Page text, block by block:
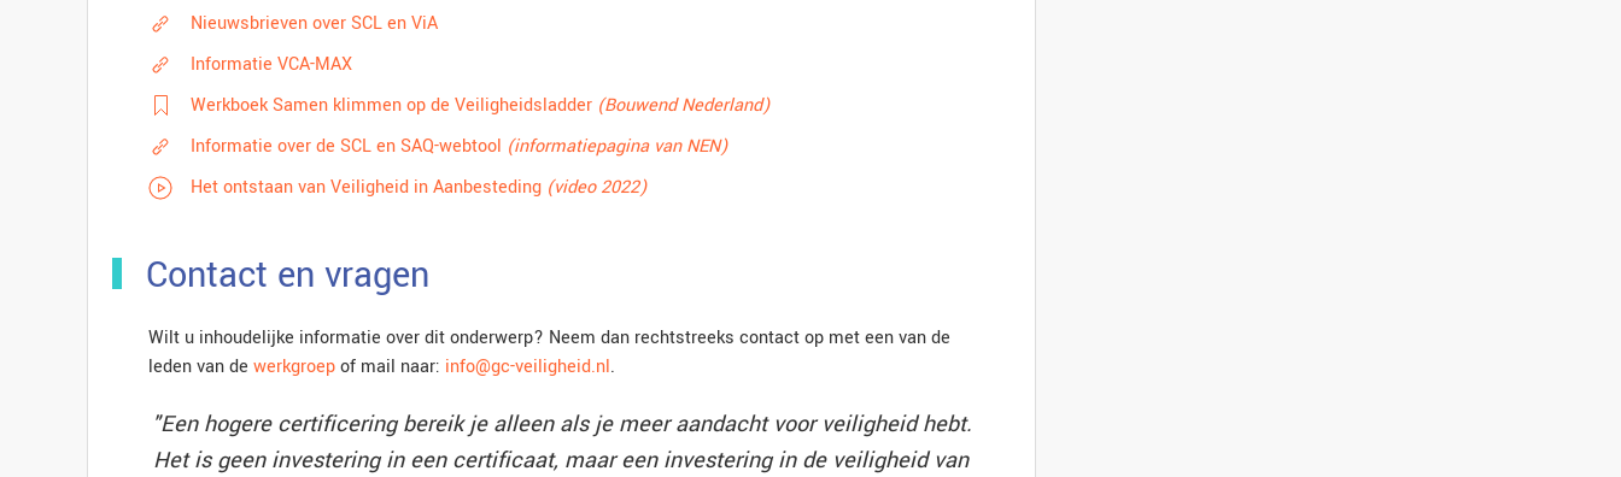
Nieuwsbrieven over SCL en ViA
Informatie VCA-MAX
Werkboek Samen klimmen op de Veiligheidsladder (Bouwend Nederland)
Informatie over de SCL en SAQ-webtool (informatiepagina van NEN)
Het ontstaan van Veiligheid in Aanbesteding (video 2022)
Contact en vragen
Wilt u inhoudelijke informatie over dit onderwerp? Neem dan rechtstreeks contact op met een van de
leden van de werkgroepof mail naar: info@gc-veiligheid.nl.
"Een hogere certificering bereik je alleen als je meer aandacht voor veiligheid hebt.
Het is geen investering in een certificaat, maar een investering in de veiligheid van